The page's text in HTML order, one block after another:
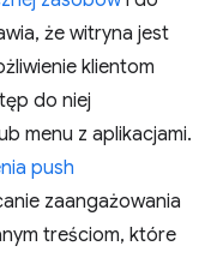
że witryna jest
klientom
do niej
menu z aplikacjami.
push
zaangażowania
treściom, które